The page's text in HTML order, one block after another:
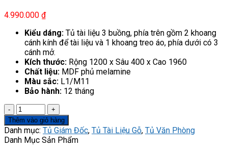
4.990.000 ₫
Kiểu dáng: Tủ tài liệu 3 buồng, phía trên gồm 2 khoang
cánh kính để tài liệu và 1 khoang treo áo, phía dưới có 3
cánh mở.​
Kích thước: Rộng 1200 x Sâu 400 x Cao 1960
Chất liệu: MDF phủ melamine
Màu sắc: L1/M11
Bảo hành: 12 tháng
Tủ
hồ
sơ
NT1960-
Thêm vào giỏ hàng
Danh mục: Tủ Giám Đốc, Tủ Tài Liệu Gỗ, Tủ Văn Phòng
Danh Mục Sản Phẩm